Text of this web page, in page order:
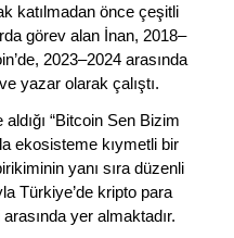
katılmadan önce çeşitli
görev alan İnan, 2018–
2023–2024 arasında
yazar olarak çalıştı.
“Bitcoin Sen Bizim
ekosisteme kıymetli bir
yanı sıra düzenli
Türkiye’de kripto para
yer almaktadır.